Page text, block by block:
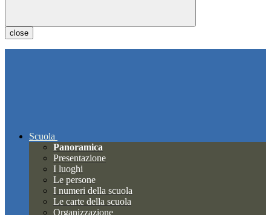
close
Scuola
Panoramica
Presentazione
I luoghi
Le persone
I numeri della scuola
Le carte della scuola
Organizzazione